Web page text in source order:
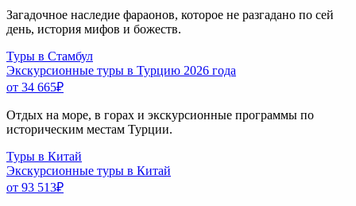
Загадочное наследие фараонов, которое не разгадано по сей
день, история мифов и божеств.
Туры в Стамбул
Экскурсионные туры в Турцию 2026 года
от 34 665₽
Отдых на море, в горах и экскурсионные программы по
историческим местам Турции.
Туры в Китай
Экскурсионные туры в Китай
от 93 513₽